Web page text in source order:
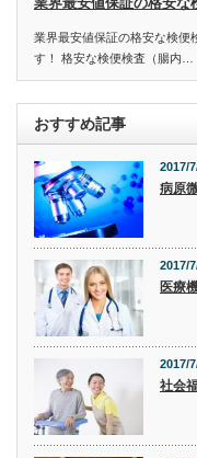
業界最安値保証の格安な検便
す！ 格安な検便検査（腸内…
おすすめ記事
2017/
病原
2017/
医療
2017/
社会